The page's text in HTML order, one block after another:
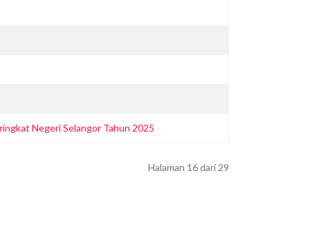
Negeri Selangor Tahun 2025
Halaman 16 dari 29